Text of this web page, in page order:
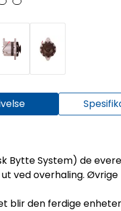
Bytte System) de
ved overhaling.
blir den ferdige